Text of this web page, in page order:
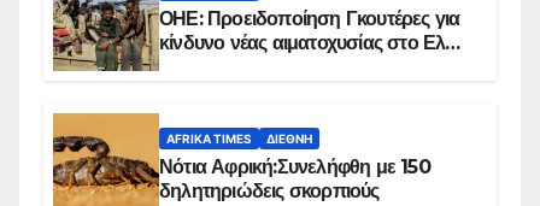
ΟΗΕ: Προειδοποίηση Γκουτέρες για
κίνδυνο νέας αιματοχυσίας στο Ελ
AFRIKA TIMES ΔΙΕΘΝΉ
Νότια Αφρική:Συνελήφθη με 150
δηλητηριώδεις σκορπιούς